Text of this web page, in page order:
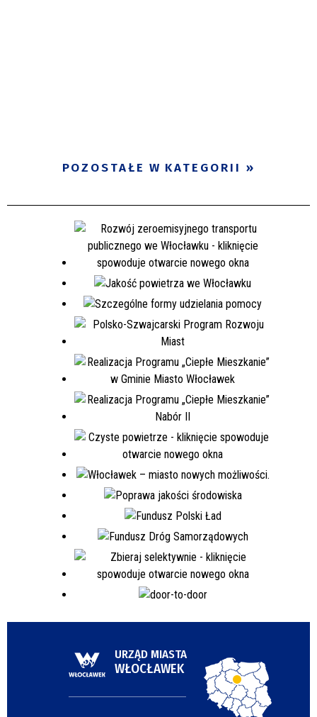
POZOSTAŁE W KATEGORII
URZĄD MIASTA
WŁOCŁAWEK